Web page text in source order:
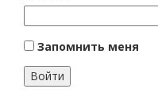
Запомнить меня
Войти